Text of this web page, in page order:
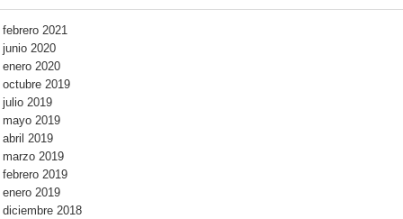
febrero 2021
junio 2020
enero 2020
octubre 2019
julio 2019
mayo 2019
abril 2019
marzo 2019
febrero 2019
enero 2019
diciembre 2018